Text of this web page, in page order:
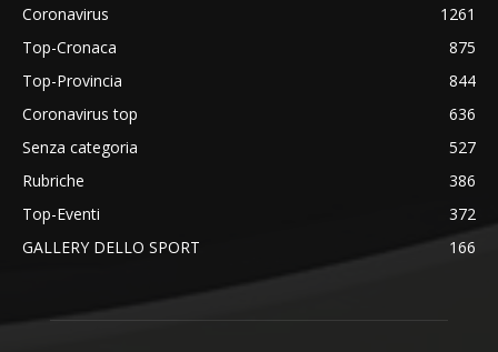
Coronavirus
1261
Top-Cronaca
875
Top-Provincia
844
Coronavirus top
636
Senza categoria
527
Rubriche
386
Top-Eventi
372
GALLERY DELLO SPORT
166